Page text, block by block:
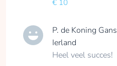
€ 10
P. de Koning Gans
Ierland
Heel veel succes!